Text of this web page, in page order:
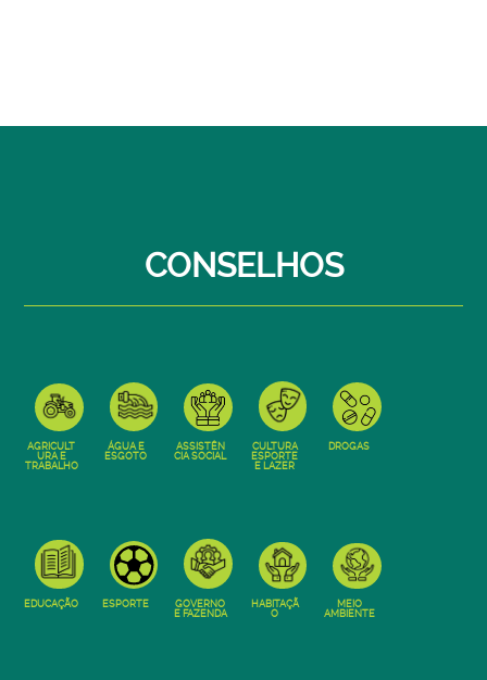
CONSELHOS
AGRICULT
URA E
TRABALHO
ÁGUA E
ESGOTO
ASSISTÊN
CIA SOCIAL
CULTURA
ESPORTE
E LAZER
DROGAS
EDUCAÇÃO ESPORTE
GOVERNO
E FAZENDA
HABITAÇÃ
O
MEIO
AMBIENTE